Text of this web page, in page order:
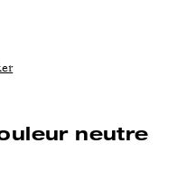
neutre